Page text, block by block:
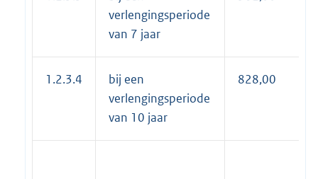
verlengingsperiode
van 7 jaar
1.2.3.4
bij een
verlengingsperiode
van 10 jaar
828,00